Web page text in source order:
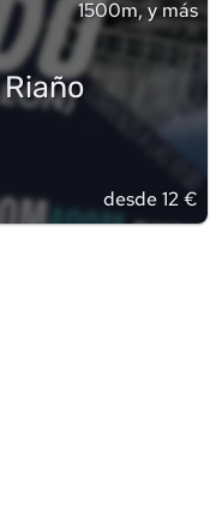
1500m, y más
desde 12 €